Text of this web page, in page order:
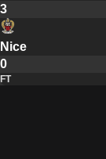
3
Nice
0
FT